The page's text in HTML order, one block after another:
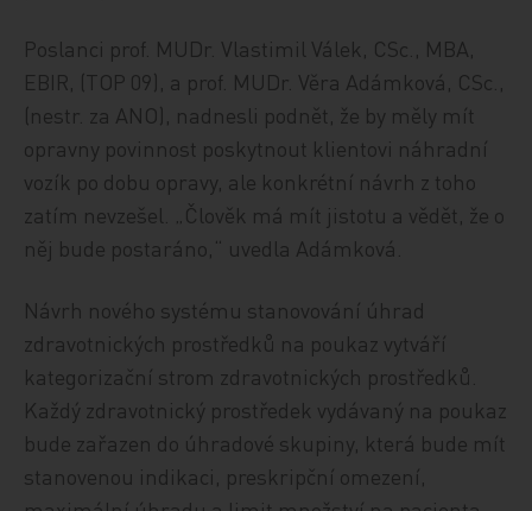
Poslanci prof. MUDr. Vlastimil Válek, CSc., MBA,
EBIR, (TOP 09), a prof. MUDr. Věra Adámková, CSc.,
(nestr. za ANO), nadnesli podnět, že by měly mít
opravny povinnost poskytnout klientovi náhradní
vozík po dobu opravy, ale konkrétní návrh z toho
zatím nevzešel. „Člověk má mít jistotu a vědět, že o
něj bude postaráno,“ uvedla Adámková.
Návrh nového systému stanovování úhrad
zdravotnických prostředků na poukaz vytváří
kategorizační strom zdravotnických prostředků.
Každý zdravotnický prostředek vydávaný na poukaz
bude zařazen do úhradové skupiny, která bude mít
stanovenou indikaci, preskripční omezení,